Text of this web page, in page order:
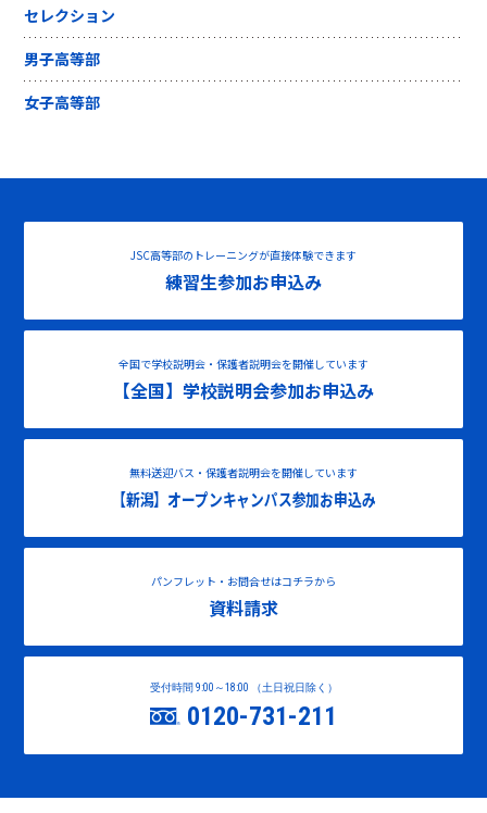
セレクション
男子高等部
女子高等部
JSC高等部のトレーニングが直接体験できます
練習生参加お申込み
全国で学校説明会・保護者説明会を開催しています
【全国】学校説明会参加お申込み
無料送迎バス・保護者説明会を開催しています
【新潟】オープンキャンパス参加お申込み
パンフレット・お問合せはコチラから
資料請求
受付時間 9:00～18:00 （土日祝日除く）
0120-731-211